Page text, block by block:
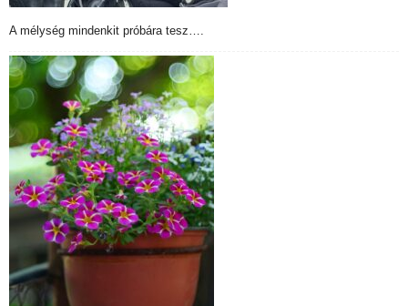
A mélység mindenkit próbára tesz….